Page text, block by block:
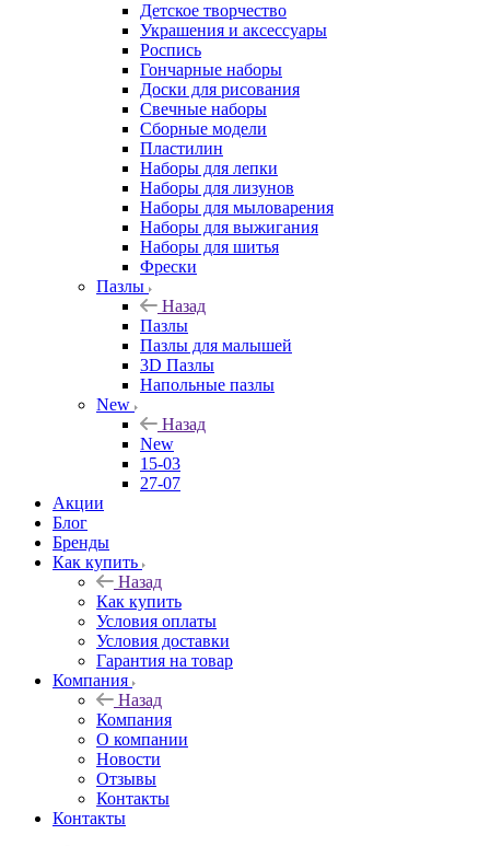
Детское творчество
Украшения и аксессуары
Роспись
Гончарные наборы
Доски для рисования
Свечные наборы
Сборные модели
Пластилин
Наборы для лепки
Наборы для лизунов
Наборы для мыловарения
Наборы для выжигания
Наборы для шитья
Фрески
Пазлы
Назад
Пазлы
Пазлы для малышей
3D Пазлы
Напольные пазлы
New
Назад
New
15-03
27-07
Акции
Блог
Бренды
Как купить
Назад
Как купить
Условия оплаты
Условия доставки
Гарантия на товар
Компания
Назад
Компания
О компании
Новости
Отзывы
Контакты
Контакты